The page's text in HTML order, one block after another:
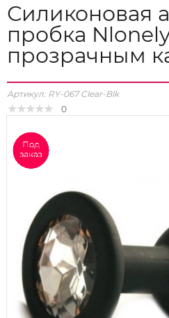
Силиконовая
пробка
прозрачным
Артикул: RY-067 Clear-Blk
0